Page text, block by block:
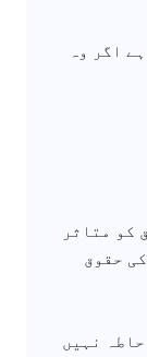
اگر وہ
کو متاثر
حقوق
نہیں